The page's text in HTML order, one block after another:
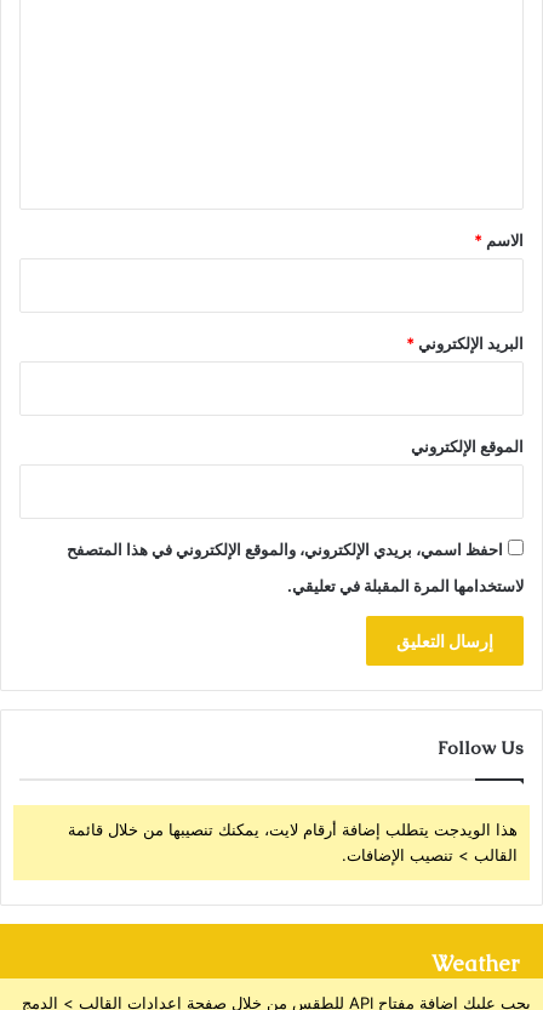
*
الاسم *
البريد الإلكتروني*
الموقع الإلكتروني
احفظ اسمي، بريدي الإلكتروني، والموقع الإلكتروني في هذا المتصفح
لاستخدامها المرة المقبلة في تعليقي.
Follow Us
هذا الويدجت يتطلب إضافة أرقام لايت، يمكنك تنصيبها من خلال قائمة
القالب > تنصيب الإضافات.
Weather
يجب عليك إضافة مفتاح API للطقس من خلال صفحة إعدادات القالب > الدمج